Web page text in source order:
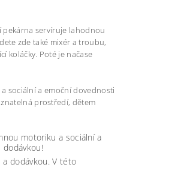
pekárna servíruje lahodnou
zde také mixér a troubu,
koláčky. Poté je načase
sociální a emoční dovednosti
prostředí, dětem
motoriku a sociální a
dodávkou. V této